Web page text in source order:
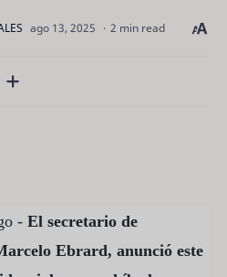
2 min read
- El secretario de
Ebrard, anunció este